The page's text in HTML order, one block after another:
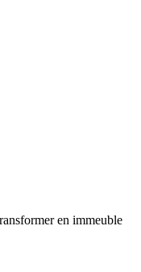
en immeuble